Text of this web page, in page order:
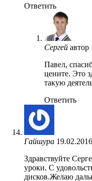
Ответить
Сергей автор
Павел,
цените. Это
такую
Ответить
Гайшура
Здравствуйте
уроки. С
дисков.Желаю